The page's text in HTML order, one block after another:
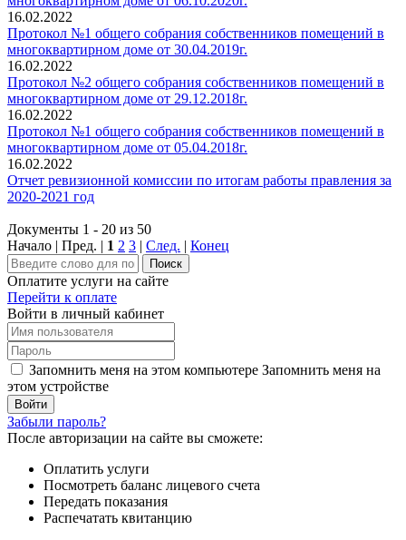
16.02.2022
Протокол №1 общего собрания собственников помещений в
многоквартирном доме от 30.04.2019г.
16.02.2022
Протокол №2 общего собрания собственников помещений в
многоквартирном доме от 29.12.2018г.
16.02.2022
Протокол №1 общего собрания собственников помещений в
многоквартирном доме от 05.04.2018г.
16.02.2022
Отчет ревизионной комиссии по итогам работы правления за
2020-2021 год
Документы 1 - 20 из 50
Начало | Пред. | 1 2 3 | След. | Конец
Поиск
Оплатите услуги на сайте
Перейти к оплате
Войти в личный кабинет
Запомнить меня на этом компьютере Запомнить меня на
этом устройстве
Забыли пароль?
После авторизации на сайте вы сможете:
Оплатить услуги
Посмотреть баланс лицевого счета
Передать показания
Распечатать квитанцию